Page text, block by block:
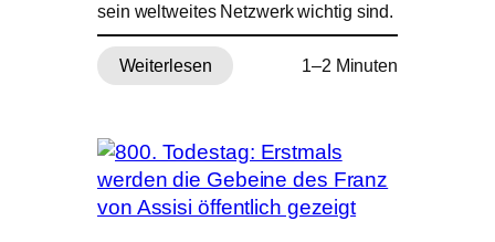
sein weltweites Netzwerk wichtig sind.
Weiterlesen
:
Abgrenzungen:
Auf
der
Suche
1–2 Minuten